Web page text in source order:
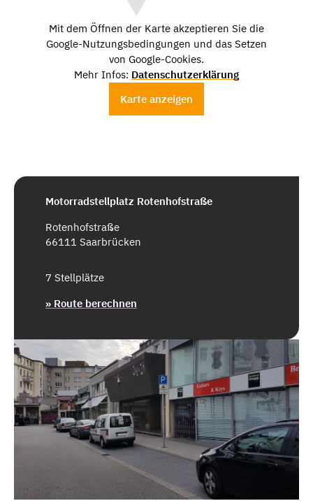
Mit dem Öffnen der Karte akzeptieren Sie die
Google-Nutzungsbedingungen und das Setzen
von Google-Cookies.
Mehr Infos: Datenschutzerklärung
Karte anzeigen
Motorradstellplatz Rotenhofstraße
Rotenhofstraße
66111 Saarbrücken
7 Stellplätze
» Route berechnen